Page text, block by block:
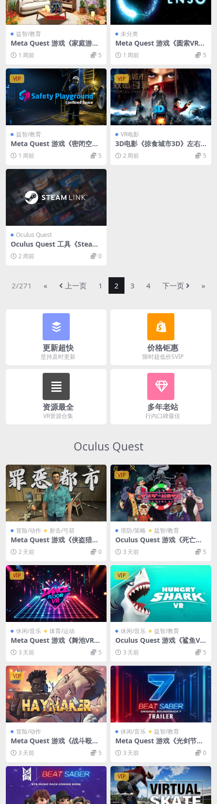
益智/教育
Meta Quest 游戏《家庭游乐
场VR》ASMR Playground V
R 1 周前 5
未分类
Meta Quest 游戏《圆索VR》
Enso VR
1 周前 5
VIP
益智/教育
Meta Quest 游戏《密闭空间
安全游乐场》Confined Spac
e NR33: Safety Playground
1 周前 5
VIP
VR电影
3D电影《掠食城市3D》左右
分屏格式3DVR电影 高清网盘
下载2 周前 5
Oculus Quest
Oculus Quest 工具《Steam
无线串流》Steam Link
2 周前 0
2/271 « 上一页 1 2 3 4 下一页 »
更新超快
坚持及时更新
价格钜惠
限时超低价SVIP
资源最全
VR资源合集
多年老站
行内口碑最佳
Oculus Quest
冒险/动作 射击/弓箭
Meta Quest 游戏《侠盗猎车
手：罪恶都市》Grand Theft
Auto: Vice City
2 天前 0
VIP
塔防/策略 益智/教育
Oculus Quest 游戏《死亡游
戏酒店》Death Game Hotel
3 天前 5
VIP
休闲/音乐 体育/运动
Meta Quest 游戏《舞池VR》
DanceFloorVR
3 天前 5
VIP
休闲/音乐 益智/教育
Oculus Quest 游戏《鲨鱼V
R》SHARKS VR
3 天前 5
VIP
冒险/动作
Meta Quest 游戏《战斗殴
者》Haymaker
3 天前 5
休闲/音乐 益智/教育
Meta Quest 游戏《光剑节奏
+DLC 解锁版 正版共存版本》
Beat Saber VR
3 天前 0
VIP